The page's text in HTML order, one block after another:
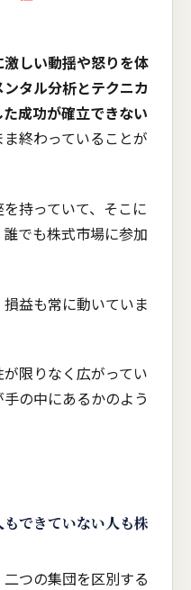
しい動揺や怒りを体
タル分析とテクニカ
成功が確立できない
終わっていることが
持っていて、そこに
でも株式市場に参加
益も常に動いていま
限りなく広がってい
手の中にあるかのよう
できていない人も株
二つの集団を区別する